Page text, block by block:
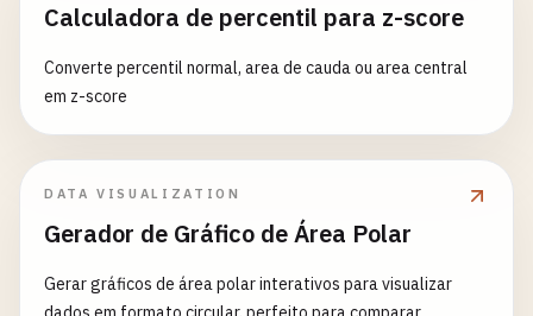
R_conv=1/(h·A), condução R_cond=d/(k·A), incrustação
uma, todas positivas. ΔT pode ser negativo (fluxo no
sentido oposto); diferença em °C = diferença em K,
diferença em °F ×5/9.
Calculadora de percentil para z-score
Converte percentil normal, area de cauda ou area central
em z-score
DATA VISUALIZATION
Gerador de Gráfico de Área Polar
Gerar gráficos de área polar interativos para visualizar